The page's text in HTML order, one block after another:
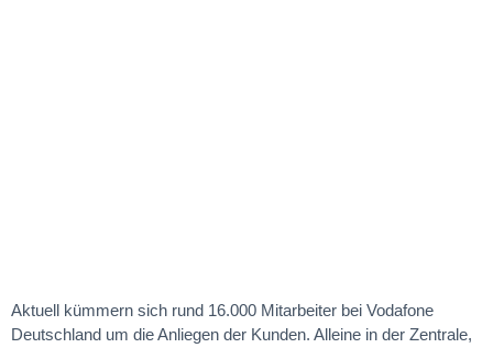
Aktuell kümmern sich rund 16.000 Mitarbeiter bei Vodafone
Deutschland um die Anliegen der Kunden. Alleine in der Zentrale,